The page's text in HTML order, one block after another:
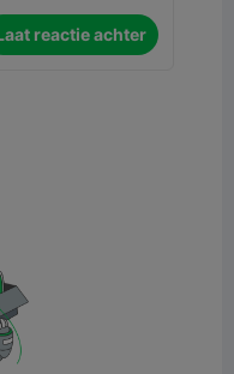
reactie achter